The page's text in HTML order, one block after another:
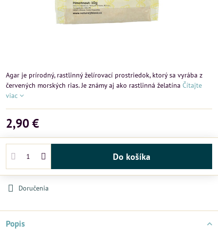
Agar je prírodný, rastlinný želírovací prostriedok, ktorý sa vyrába z
červených morských rias. Je známy aj ako rastlinná želatína Čítajte
viac
2,90 €
Do košíka
Doručenia
Popis